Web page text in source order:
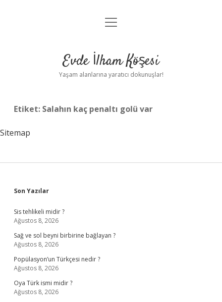
Anasayfa
Yasal Uyarı
menüyü
Evde İlham Köşesi
Yaşam alanlarına yaratıcı dokunuşlar!
Etiket: Salahın kaç penaltı golü var
Sitemap
Sidebar
Son Yazılar
Sis tehlikeli midir ?
Ağustos 8, 2026
Sağ ve sol beyni birbirine bağlayan ?
Ağustos 8, 2026
Popülasyon’un Türkçesi nedir ?
Ağustos 8, 2026
Oya Türk ismi midir ?
Ağustos 8, 2026